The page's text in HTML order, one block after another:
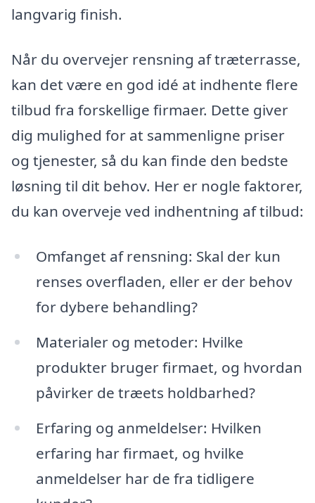
langvarig finish.
Når du overvejer rensning af træterrasse,
kan det være en god idé at indhente flere
tilbud fra forskellige firmaer. Dette giver
dig mulighed for at sammenligne priser
og tjenester, så du kan finde den bedste
løsning til dit behov. Her er nogle faktorer,
du kan overveje ved indhentning af tilbud:
Omfanget af rensning: Skal der kun
renses overfladen, eller er der behov
for dybere behandling?
Materialer og metoder: Hvilke
produkter bruger firmaet, og hvordan
påvirker de træets holdbarhed?
Erfaring og anmeldelser: Hvilken
erfaring har firmaet, og hvilke
anmeldelser har de fra tidligere